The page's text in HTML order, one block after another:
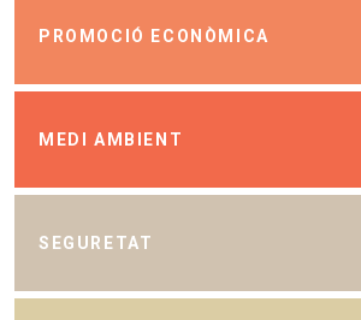
PROMOCIÓ ECONÒMICA
MEDI AMBIENT
SEGURETAT